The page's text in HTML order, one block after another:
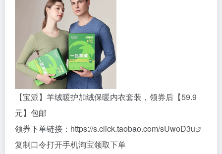
【宝派】羊绒暖护加绒保暖内衣套装，领券后【59.9
元】包邮
领券下单链接： https://s.click.taobao.com/sUwoD3u
复制口令打开手机淘宝领取下单